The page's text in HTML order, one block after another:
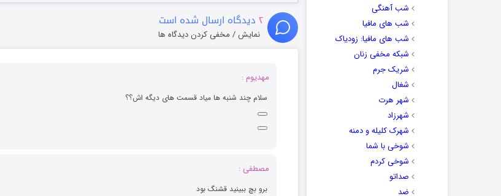
شب آهنگی
شب های مافیا
شب های مافیا: زودیاک
شبکه مخفی زنان
شریک جرم
شغال
شهر هرت
شهرزاد
شهرک کلیله و دمنه
شوخی با شما
شوخی کردم
صداتو
ضد
۲ دیدگاه ارسال شده است
نمایش / مخفی کردن دیدگاه ها
مهدیوم :
سلام چند شنبه ها میاد قسمت های دیگه اش؟؟
مصطفی :
برو بچ ببینید قشنگ بود